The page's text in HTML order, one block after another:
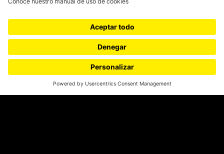
¿Quiénes somos?
Ediciones especiales